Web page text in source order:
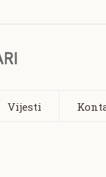
Vijesti